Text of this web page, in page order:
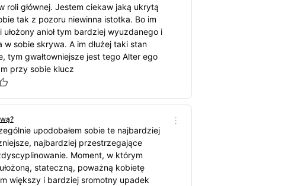
roli głównej. Jestem ciekaw jaką ukrytą
tak z pozoru niewinna istotka. Bo im
anioł tym bardziej wyuzdanego i
w sobie skrywa. A im dłużej taki stan
tym gwałtowniejsze jest tego Alter ego
przy sobie klucz
upodobałem sobie te najbardziej
najbardziej przestrzegające
Moment, w którym
stateczną, poważną kobietę
większy i bardziej sromotny upadek